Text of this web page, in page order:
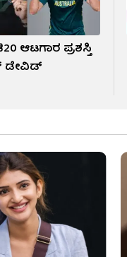
ಆಟಗಾರ ಪ್ರಶಸ್ತಿ
ಡೇವಿಡ್